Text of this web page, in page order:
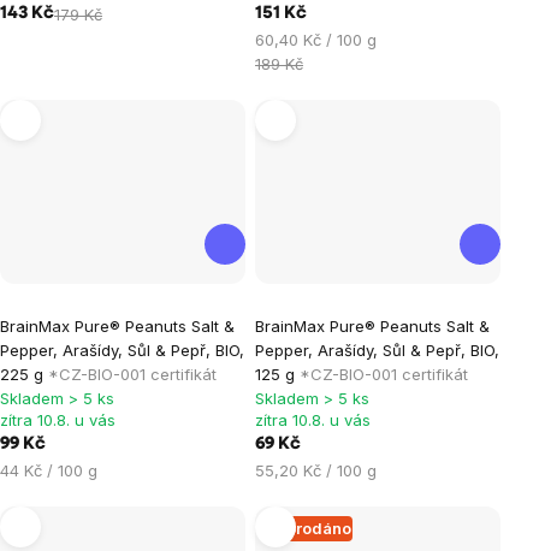
143 Kč179 Kč 151 Kč
Měrná
cena:
60,40 Kč / 100 g
189 Kč
BrainMax Pure® Peanuts Salt &
Pepper, Arašídy, Sůl & Pepř, BIO,
225 g *CZ-BIO-001 certifikát
hodnocení
produktu
je
0,0
z
5
Skladem > 5 ks
zítra 10.8. u vás
99 Kč
Měrná
44 Kč / 100 g
BrainMax Pure® Peanuts Salt &
Pepper, Arašídy, Sůl & Pepř, BIO,
125 g *CZ-BIO-001 certifikát
Skladem > 5 ks
zítra 10.8. u vás
69 Kč
Měrná
55,20 Kč / 100 g
Vyprodáno